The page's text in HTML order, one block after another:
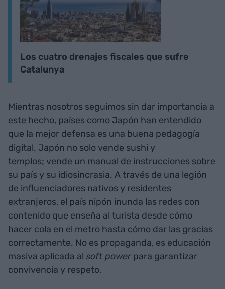
Los cuatro drenajes fiscales que sufre
Catalunya
Mientras nosotros seguimos sin dar importancia a
este hecho, países como Japón han entendido
que la mejor defensa es una buena pedagogía
digital. Japón no solo vende sushi y
templos; vende un manual de instrucciones sobre
su país y su idiosincrasia. A través de una legión
de influenciadores nativos y residentes
extranjeros, el país nipón inunda las redes con
contenido que enseña al turista desde cómo
hacer cola en el metro hasta cómo dar las gracias
correctamente. No es propaganda, es educación
masiva aplicada al soft power para garantizar
convivencia y respeto.